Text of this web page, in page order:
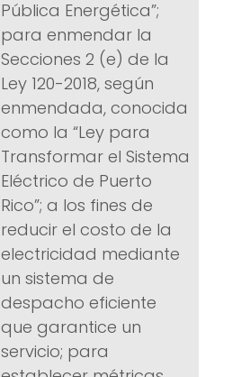
Pública Energética”;
para enmendar la
Secciones 2 (e) de la
Ley 120-2018, según
enmendada, conocida
como la “Ley para
Transformar el Sistema
Eléctrico de Puerto
Rico”; a los fines de
reducir el costo de la
electricidad mediante
un sistema de
despacho eficiente
que garantice un
servicio; para